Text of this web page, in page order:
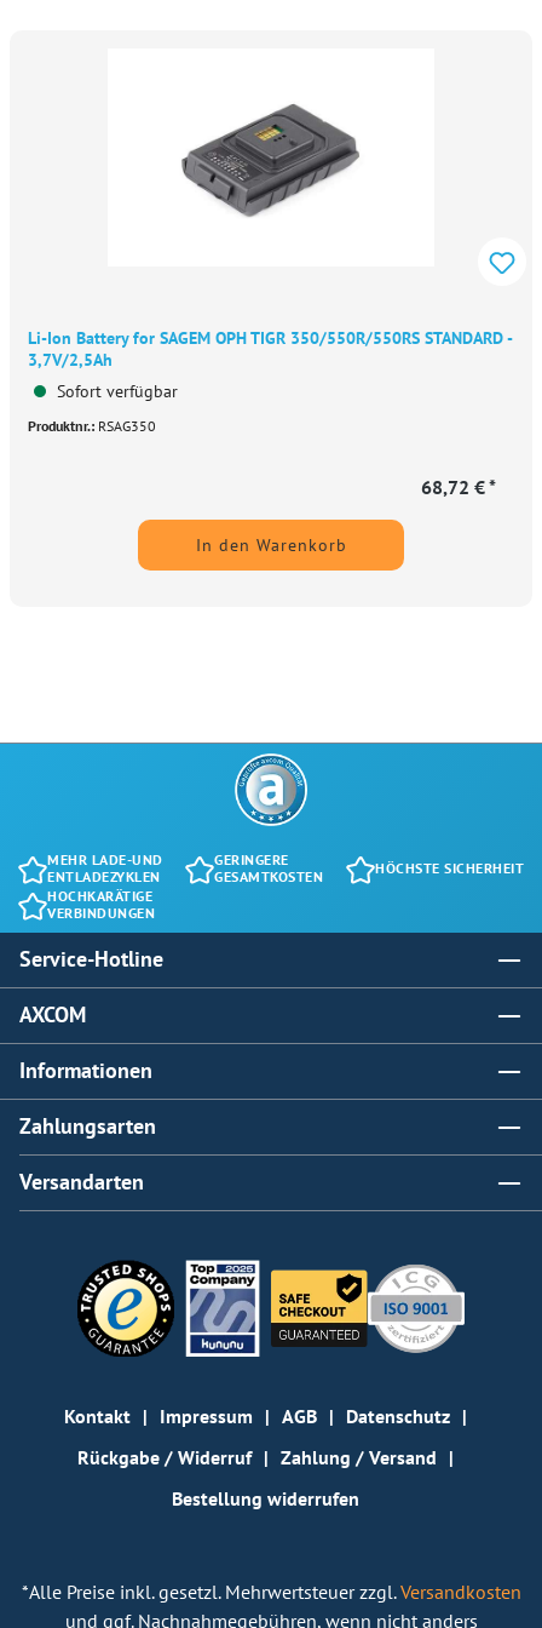
Li-Ion Battery for SAGEM OPH TIGR 350/550R/550RS STANDARD -
3,7V/2,5Ah
Sofort verfügbar
Produktnr.: RSAG350
68,72 € *
In den Warenkorb
MEHR LADE-UND
ENTLADEZYKLEN
GERINGERE
GESAMTKOSTEN
HÖCHSTE SICHERHEIT
HOCHKARÄTIGE
VERBINDUNGEN
Service-Hotline
AXCOM
Informationen
Zahlungsarten
Versandarten
Kontakt Impressum AGB
Datenschutz
Rückgabe / Widerruf
Zahlung / Versand
Bestellung widerrufen
*Alle Preise inkl. gesetzl. Mehrwertsteuer zzgl.Versandkosten
und ggf. Nachnahmegebühren, wenn nicht anders